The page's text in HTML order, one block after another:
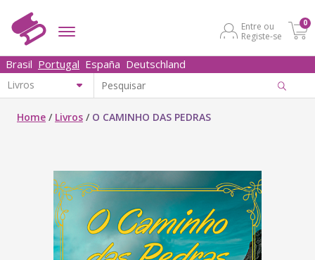
Entre ou
Registe-se
0
Brasil Portugal España Deutschland
Home / Livros / O CAMINHO DAS PEDRAS